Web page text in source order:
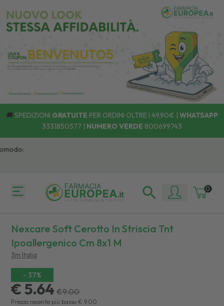
🚚 SPEDIZIONI GRATUITE PER ORDINI OLTRE I 49,90€ | WHATSAPP
3331850577 | NUMERO VERDE 800699743
0
Nexcare Soft Cerotto In Striscia Tnt
Ipoallergenico Cm 8x1 M
3m Italia
- 37%
€ 5.64 €9.00
Prezzo recente più basso € 9.00